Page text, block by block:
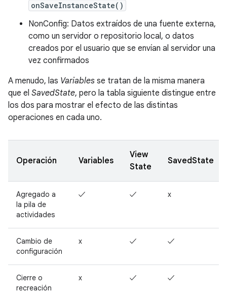
onSaveInstanceState()
NonConfig: Datos extraídos de una fuente externa,
como un servidor o repositorio local, o datos
creados por el usuario que se envían al servidor una
vez confirmados
A menudo, las Variables se tratan de la misma manera
que el SavedState, pero la tabla siguiente distingue entre
los dos para mostrar el efecto de las distintas
operaciones en cada uno.
Operación Variables
View
State
SavedState
Agregado a
la pila de
actividades
✓ ✓ x
Cambio de
configuración
x ✓ ✓
Cierre o
recreación
x ✓ ✓